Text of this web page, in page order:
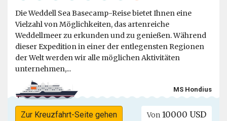
Die Weddell Sea Basecamp-Reise bietet Ihnen eine
Vielzahl von Möglichkeiten, das artenreiche
Weddellmeer zu erkunden und zu genießen. Während
dieser Expedition in einer der entlegensten Regionen
der Welt werden wir alle möglichen Aktivitäten
unternehmen,...
MS Hondius
Zur Kreuzfahrt-Seite gehen Von 10000 USD